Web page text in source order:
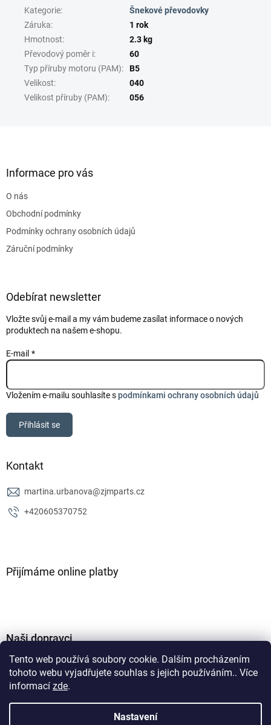
Tento web používá soubory cookie. Dalším procházením
tohoto webu vyjadřujete souhlas s jejich používáním.. Více
informací zde.
Nastavení
Kategorie:
Šnekové převodovky
Záruka:
1 rok
Hmotnost:
2.3 kg
Převodový poměr i:
60
Typ příruby motoru (PAM):
B5
Velikost:
040
Velikost příruby (PAM): 056
Informace pro vás
O nás
Obchodní podmínky
Podmínky ochrany osobních údajů
Záruční podmínky
Odebírat newsletter
Vložte svůj e-mail a my vám budeme zasílat informace o nových
produktech na našem e-shopu.
E-mail
Vložením e-mailu souhlasíte spodmínkami ochrany osobních údajů
Přihlásit se
Kontakt
martina.urbanova@zjmparts.cz
+420605370752
Přijímáme online platby
Naši dopravci
Vytvořil Shoptet